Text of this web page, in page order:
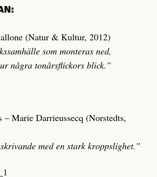
(Natur & Kultur, 2012)
som monteras ned,
några tonårsflickors blick.”
Marie Darrieussecq (Norstedts,
med en stark kroppslighet.”